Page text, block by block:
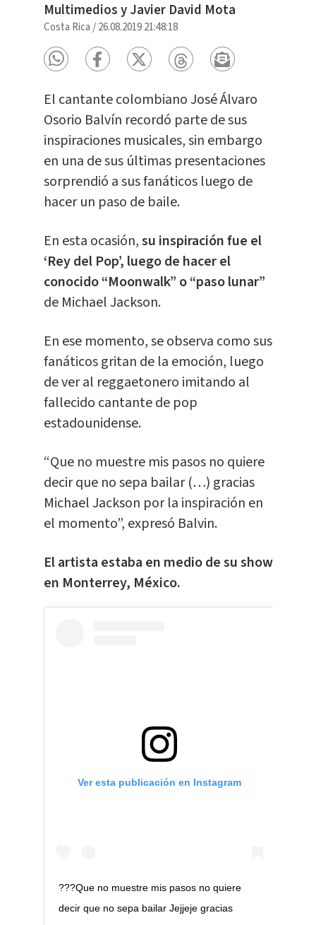
Multimedios y Javier David Mota
Costa Rica /26.08.2019 21:48:18
El cantante colombiano José Álvaro
Osorio Balvín recordó parte de sus
inspiraciones musicales, sin embargo
en una de sus últimas presentaciones
sorprendió a sus fanáticos luego de
hacer un paso de baile.
En esta ocasión,su inspiración fue el
‘Rey del Pop’, luego de hacer el
conocido “Moonwalk” o “paso lunar”
de Michael Jackson.
En ese momento, se observa como sus
fanáticos gritan de la emoción, luego
de ver al reggaetonero imitando al
fallecido cantante de pop
estadounidense.
“Que no muestre mis pasos no quiere
decir que no sepa bailar (…) gracias
Michael Jackson por la inspiración en
el momento”, expresó Balvin.
El artista estaba en medio de su show
en Monterrey, México.
Ver esta publicación en Instagram
???Que no muestre mis pasos no quiere
decir que no sepa bailar Jejjeje gracias